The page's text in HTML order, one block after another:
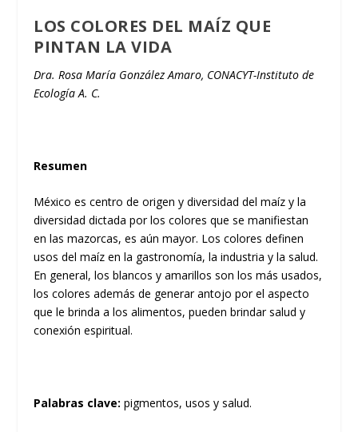
LOS COLORES DEL MAÍZ QUE
PINTAN LA VIDA
Dra. Rosa María González Amaro, CONACYT-Instituto de
Ecología A. C.
Resumen
México es centro de origen y diversidad del maíz y la
diversidad dictada por los colores que se manifiestan
en las mazorcas, es aún mayor. Los colores definen
usos del maíz en la gastronomía, la industria y la salud.
En general, los blancos y amarillos son los más usados,
los colores además de generar antojo por el aspecto
que le brinda a los alimentos, pueden brindar salud y
conexión espiritual.
Palabras clave: pigmentos, usos y salud.